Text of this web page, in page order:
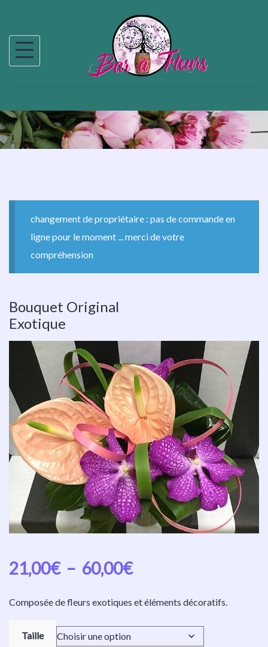
changement de propriétaire : pas de commande en
ligne pour le moment ... merci de votre
compréhension
Bouquet Original
Exotique
21,00€ – 60,00€
Composée de fleurs exotiques et éléments décoratifs.
Taille